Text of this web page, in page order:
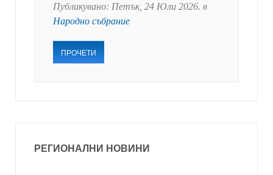
Публикувано: Петък, 24 Юли 2026. в
Народно събрание
ПРОЧЕТИ
РЕГИОНАЛНИ НОВИНИ